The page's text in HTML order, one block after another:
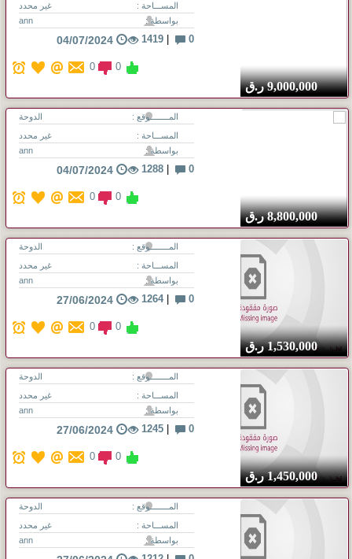
9,000,000ر.ق
04/07/2024
0
0
المســـاحة :
غير محدد
بواسطة :
ann
0
|
1419
8,800,000ر.ق
المــــــــوقع : الدوحة
04/07/2024
0
0
المســـاحة :
غير محدد
بواسطة :
ann
0
|
1288
1,530,000ر.ق
المــــــــوقع : الدوحة
27/06/2024
0
0
المســـاحة :
غير محدد
بواسطة :
ann
0
|
1264
1,450,000ر.ق
المــــــــوقع : الدوحة
27/06/2024
0
0
المســـاحة :
غير محدد
بواسطة :
ann
0
|
1245
المــــــــوقع : الدوحة
المســـاحة :
غير محدد
بواسطة :
ann